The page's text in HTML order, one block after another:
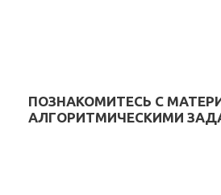
ПОЗНАКОМИТЕСЬ С
АЛГОРИТМИЧЕСКИМИ